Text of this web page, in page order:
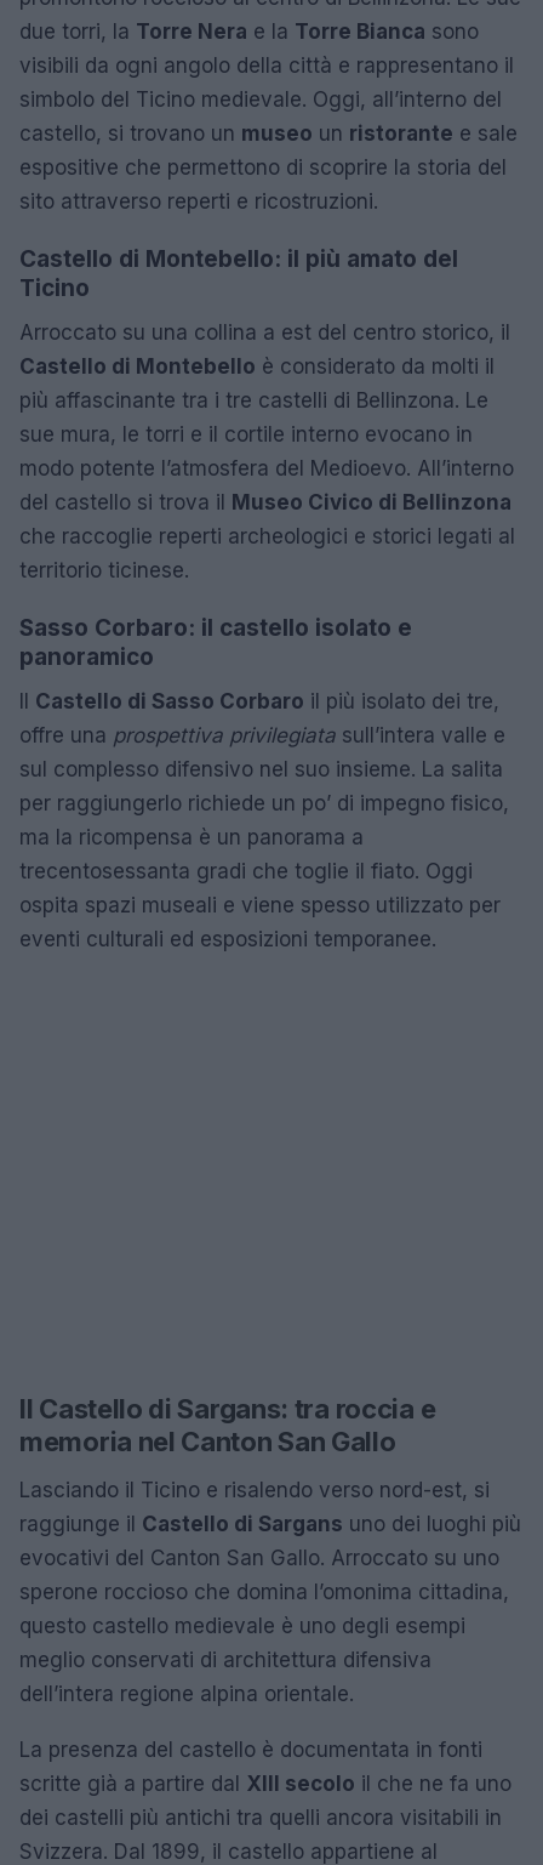
due torri, la Torre Nera e la Torre Bianca sono
visibili da ogni angolo della città e rappresentano il
simbolo del Ticino medievale. Oggi, all’interno del
castello, si trovano un museo un ristorante e sale
espositive che permettono di scoprire la storia del
sito attraverso reperti e ricostruzioni.
Castello di Montebello: il più amato del
Ticino
Arroccato su una collina a est del centro storico, il
Castello di Montebello è considerato da molti il
più affascinante tra i tre castelli di Bellinzona. Le
sue mura, le torri e il cortile interno evocano in
modo potente l’atmosfera del Medioevo. All’interno
del castello si trova il
Museo Civico di Bellinzona
che raccoglie reperti archeologici e storici legati al
territorio ticinese.
Sasso Corbaro: il castello isolato e
panoramico
Castello di Sasso Corbaro il più isolato dei tre,
offre una prospettiva privilegiata sull’intera valle e
sul complesso difensivo nel suo insieme. La salita
per raggiungerlo richiede un po’ di impegno fisico,
ma la ricompensa è un panorama a
trecentosessanta gradi che toglie il fiato. Oggi
ospita spazi museali e viene spesso utilizzato per
eventi culturali ed esposizioni temporanee.
Il Castello di Sargans: tra roccia e
memoria nel Canton San Gallo
Lasciando il Ticino e risalendo verso nord-est, si
raggiunge il Castello di Sargans uno dei luoghi più
evocativi del Canton San Gallo. Arroccato su uno
sperone roccioso che domina l’omonima cittadina,
questo castello medievale è uno degli esempi
meglio conservati di architettura difensiva
dell’intera regione alpina orientale.
La presenza del castello è documentata in fonti
scritte già a partire dal XIII secolo il che ne fa uno
dei castelli più antichi tra quelli ancora visitabili in
Svizzera. Dal 1899, il castello appartiene al